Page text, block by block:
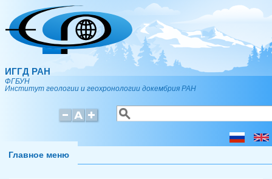
Перейти к основному содержанию
ИГГД РАН
ФГБУН
Институт геологии и геохронологии докембрия РАН
Форма поиска
Поиск
Главное меню